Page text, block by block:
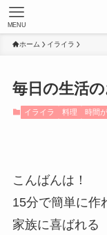
MENU
ホーム イライラ
毎日の生活
イライラ 料理 時間
こんばんは！
15分で簡単に作
家族に喜ばれる